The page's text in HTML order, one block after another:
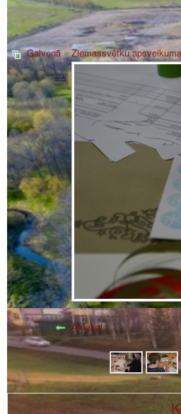
Galvenā»Ziemassvētku
Atpakaļ